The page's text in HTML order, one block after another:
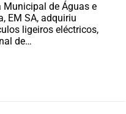
Municipal de Águas e
EM SA, adquiriu
ligeiros eléctricos,
de…